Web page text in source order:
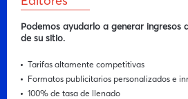
Podemos ayudarlo a generar ingresos
de su sitio.
Tarifas altamente competitivas
Formatos publicitarios personalizados e
100% de tasa de llenado